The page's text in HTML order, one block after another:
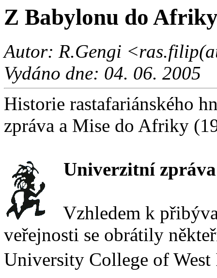
Z Babylonu do
Autor: R.Gengi
Vydáno dne: 04. 06. 2005
Historie rastafariánského
zpráva a Mise do Afriky
Univerzitní
Vzhledem k
veřejnosti se obrátily
University College of West